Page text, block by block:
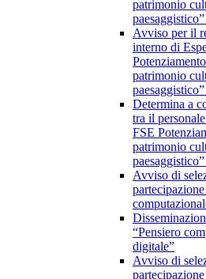
patrimonio
Avviso per il
interno di
patrimonio
Determina a
tra il
FSE
patrimonio
Avviso di
“Pensiero
digitale”
Avviso di